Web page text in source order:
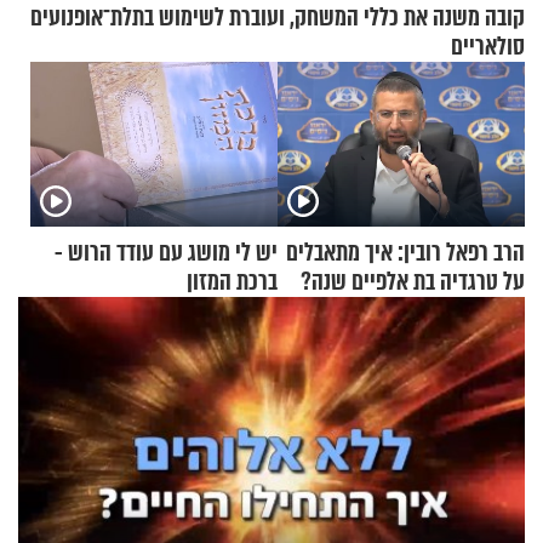
קובה משנה את כללי המשחק, ועוברת לשימוש בתלת־אופנועים
סולאריים
הרב רפאל רובין: איך מתאבלים
על טרגדיה בת אלפיים שנה?
יש לי מושג עם עודד הרוש -
ברכת המזון